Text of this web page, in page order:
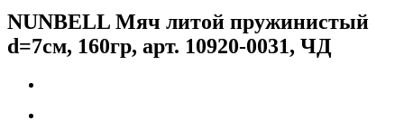
NUNBELL Мяч литой пружинистый
d=7см, 160гр, арт. 10920-0031, ЧД